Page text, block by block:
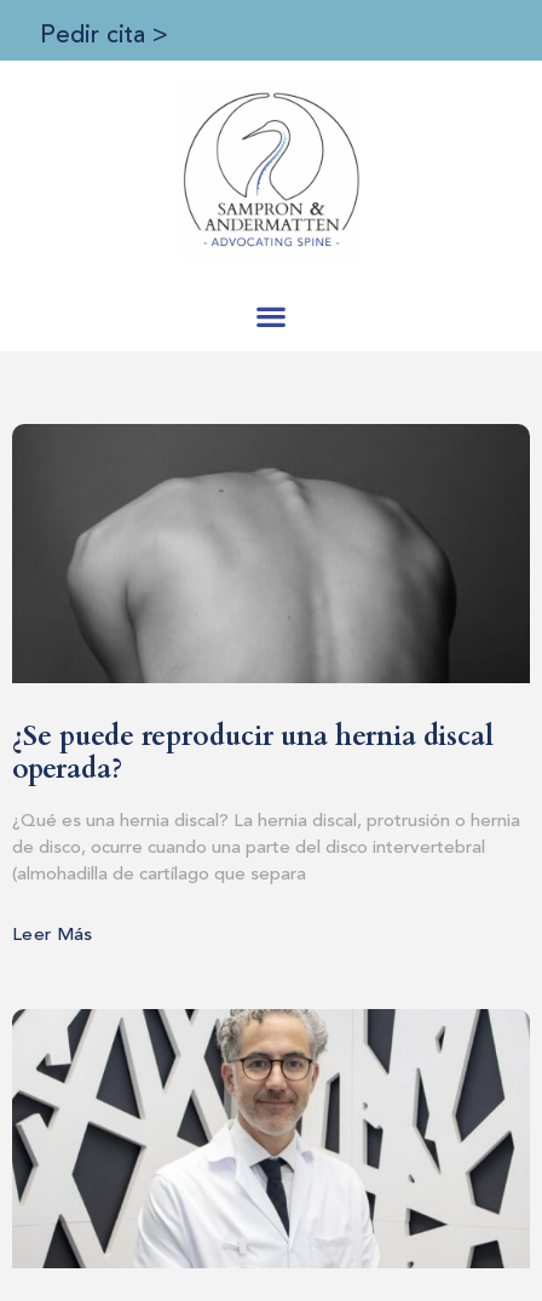
Pedir cita >
¿Se puede reproducir una hernia discal
operada?
¿Qué es una hernia discal? La hernia discal, protrusión o hernia
de disco, ocurre cuando una parte del disco intervertebral
(almohadilla de cartílago que separa
Leer Más